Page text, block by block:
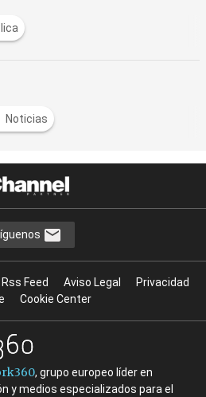
Noticias
Rss Feed Aviso Legal
Privacidad
Cookie Center
, grupo europeo líder en
y medios especializados para el